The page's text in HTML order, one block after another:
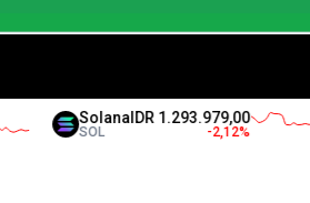
SolanaIDR 1.293.979,00
SOL